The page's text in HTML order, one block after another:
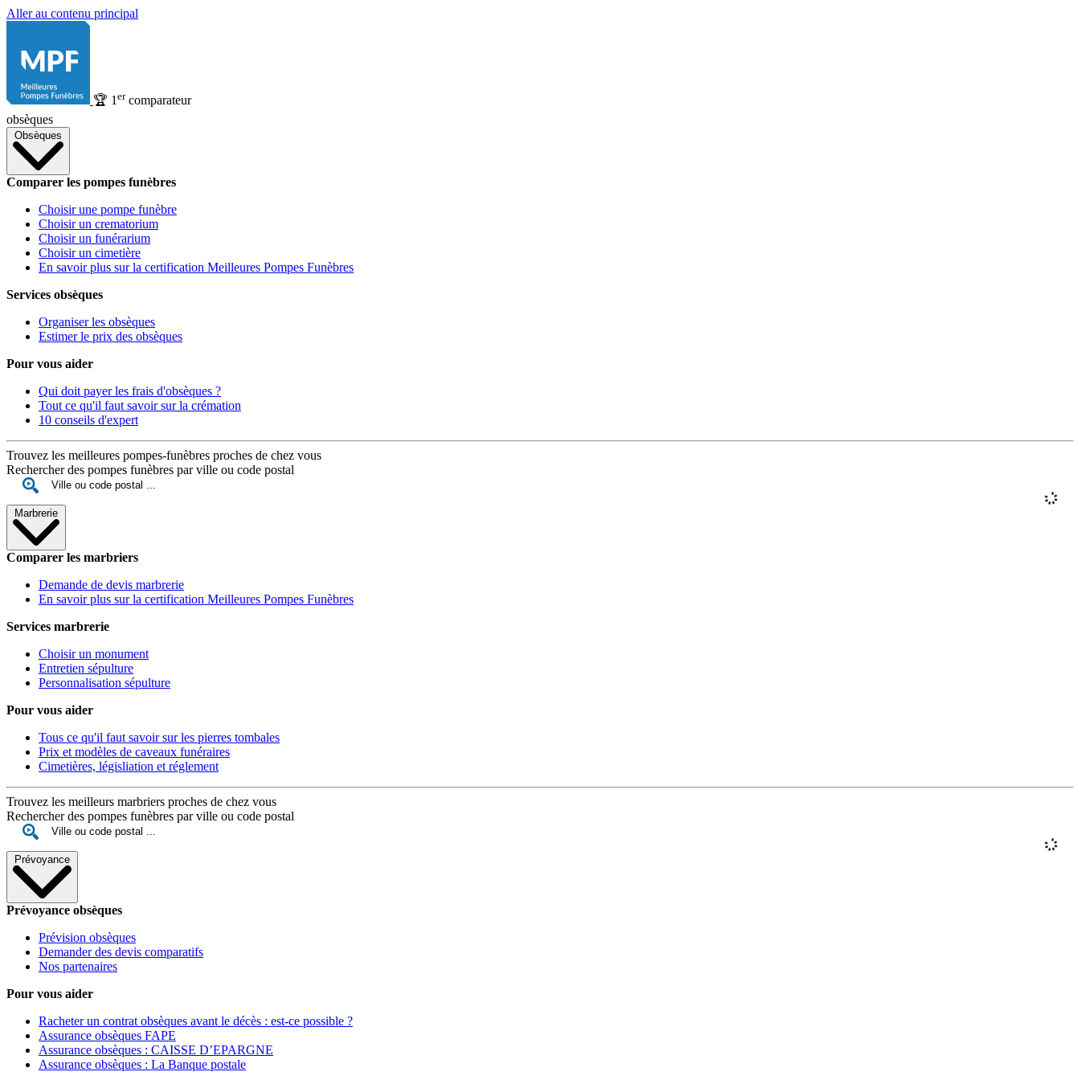
Aller au contenu principal
🏆 1 ercomparateur
obsèques
Obsèques
Comparer les pompes funèbres
Choisir une pompe funèbre
Choisir un crematorium
Choisir un funérarium
Choisir un cimetière
En savoir plus sur la certification Meilleures Pompes Funèbres
Services obsèques
Organiser les obsèques
Estimer le prix des obsèques
Pour vous aider
Qui doit payer les frais d'obsèques ?
Tout ce qu'il faut savoir sur la crémation
10 conseils d'expert
Trouvez les meilleures pompes-funèbres proches de chez vous
Rechercher des pompes funèbres par ville ou code postal
Marbrerie
Comparer les marbriers
Demande de devis marbrerie
En savoir plus sur la certification Meilleures Pompes Funèbres
Services marbrerie
Choisir un monument
Entretien sépulture
Personnalisation sépulture
Pour vous aider
Tous ce qu'il faut savoir sur les pierres tombales
Prix et modèles de caveaux funéraires
Cimetières, législiation et réglement
Trouvez les meilleurs marbriers proches de chez vous
Rechercher des pompes funèbres par ville ou code postal
Prévoyance
Prévoyance obsèques
Prévision obsèques
Demander des devis comparatifs
Nos partenaires
Pour vous aider
Racheter un contrat obsèques avant le décès : est-ce possible ?
Assurance obsèques FAPE
Assurance obsèques : CAISSE D’EPARGNE
Assurance obsèques : La Banque postale